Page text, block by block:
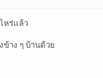
หร่แล้ว
าง ๆ บ้านด้วย